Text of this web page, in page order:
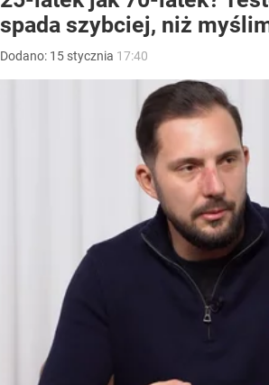
spada szybciej, niż
Dodano: 15 stycznia 17:40